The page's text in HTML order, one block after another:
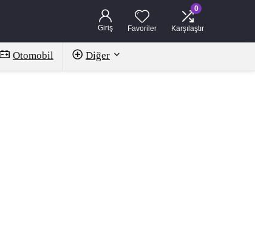
Giriş Favoriler
0
Karşılaştır
Otomobil Diğer